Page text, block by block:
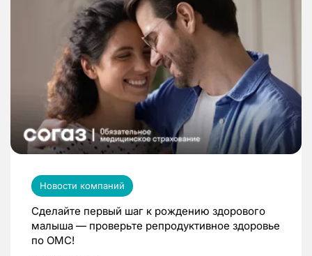
Новости компаний
Сделайте первый шаг к рождению здорового
малыша — проверьте репродуктивное здоровье
по ОМС!